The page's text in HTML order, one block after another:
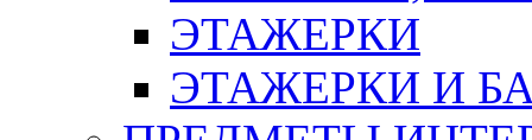
ЭТАЖЕРКИ
ЭТАЖЕРКИ И